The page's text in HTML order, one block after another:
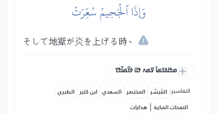
وَإِذَا ٱلۡجَحِيمُ سُعِّرَتۡ
そして地獄が炎を上げる時、
ߘߟߊߡߌߘߊ߫ ߜߘߍ ߟߎ߫ ߦߌ߬ߘߊ߬ߟߌ
التفاسير: المُيسَّر المختصر السعدي ابن كثير الطبري
النفحات المكية | هدايات